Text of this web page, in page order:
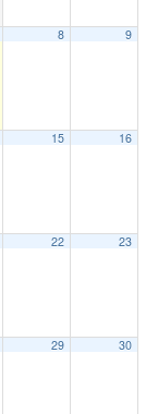
8 9
15 16
22 23
29 30